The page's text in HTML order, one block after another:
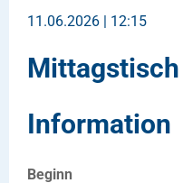
11.06.2026 | 12:15
Mittagstisch
Information
Beginn